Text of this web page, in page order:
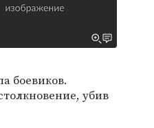
боевиков.
убив